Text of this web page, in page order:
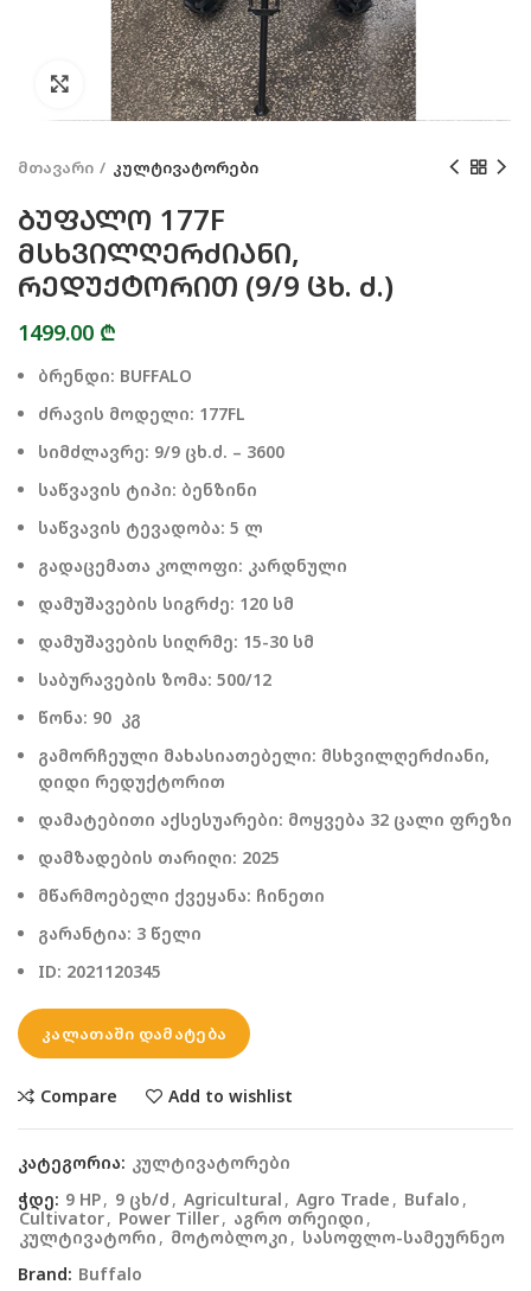
Click to enlarge
მთავარი კულტივატორები
ᲑᲣᲤᲐᲚᲝ 177F
ᲛᲡᲮᲕᲘᲚᲦᲔᲠᲫᲘᲐᲜᲘ,
ᲠᲔᲓᲣᲥᲢᲝᲠᲘᲗ (9/9 ᲪᲮ. Ძ.)
1499.00 ₾
ბრენდი: BUFFALO
ძრავის მოდელი: 177FL
სიმძლავრე: 9/9 ცხ.ძ. – 3600
საწვავის ტიპი: ბენზინი
საწვავის ტევადობა: 5 ლ
გადაცემათა კოლოფი: კარდნული
დამუშავების სიგრძე: 120 სმ
დამუშავების სიღრმე: 15-30 სმ
საბურავების ზომა: 500/12
წონა: 90 კგ
გამორჩეული მახასიათებელი: მსხვილღერძიანი,
დიდი რედუქტორით
დამატებითი აქსესუარები: მოყვება 32 ცალი ფრეზი
დამზადების თარიღი: 2025
მწარმოებელი ქვეყანა: ჩინეთი
გარანტია: 3 წელი
ID: 2021120345
ᲙᲐᲚᲐᲗᲐᲨᲘ ᲓᲐᲛᲐᲢᲔᲑᲐ
Compare Add to wishlist
კატეგორია: კულტივატორები
ჭდე: 9 HP, 9 ცხ/ძ , Agricultural , Agro Trade , Bufalo ,
Cultivator, Power Tiller, აგრო თრეიდი ,
კულტივატორი , მოტობლოკი , სასოფლო-სამეურნეო
Brand: Buffalo